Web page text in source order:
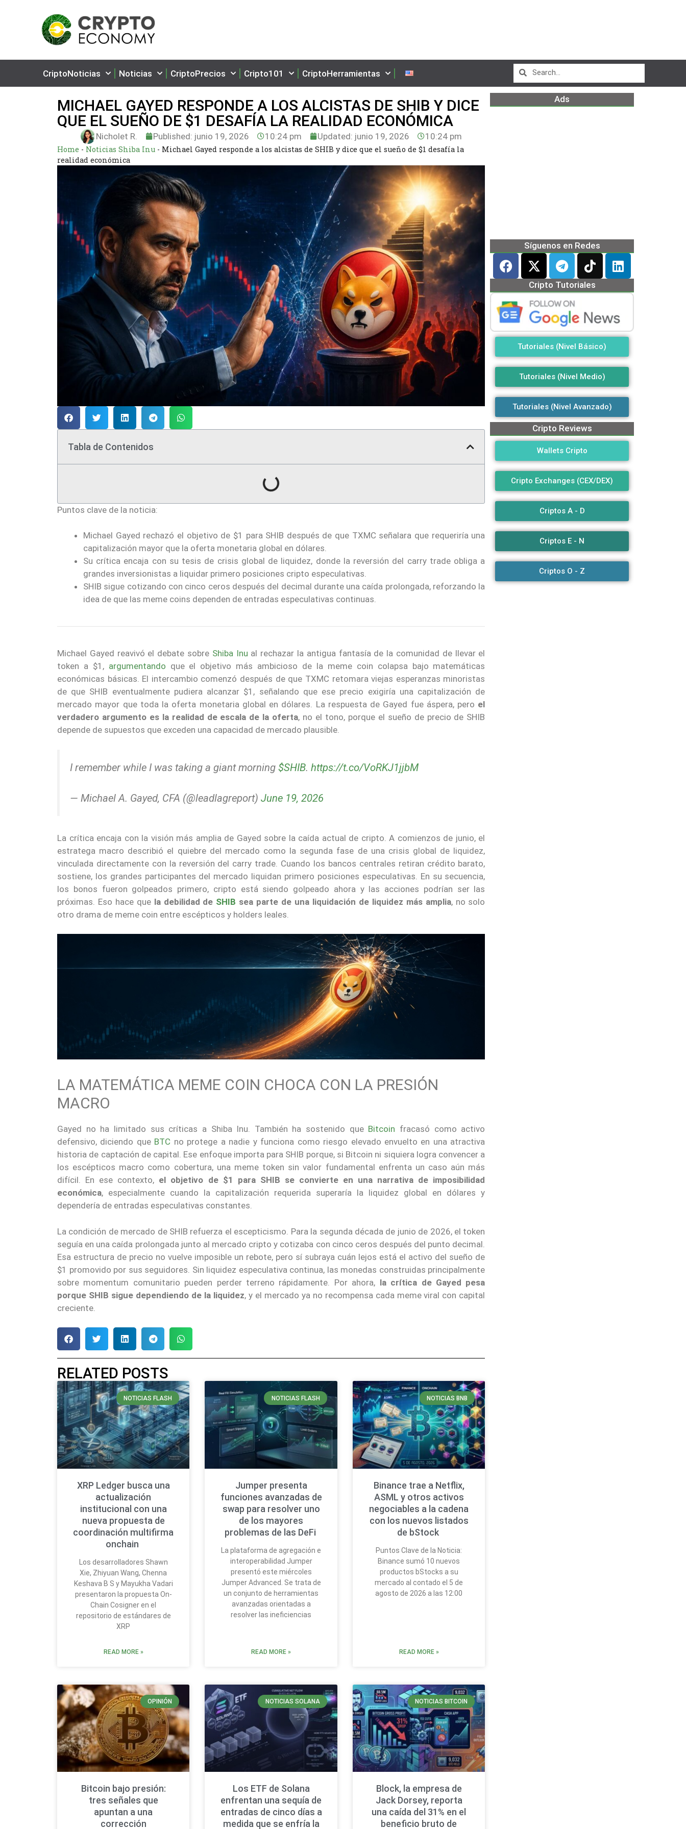
CriptoNoticias Noticias CriptoPrecios Cripto101 CriptoHerramientas
MICHAEL GAYED RESPONDE A LOS ALCISTAS DE SHIB Y DICE
QUE EL SUEÑO DE $1 DESAFÍA LA REALIDAD ECONÓMICA
Nicholet R. Published: junio 19, 2026 10:24 pm Updated: junio 19, 2026 10:24 pm
Home - Noticias Shiba Inu - Michael Gayed responde a los alcistas de SHIB y dice que el sueño de $1 desafía la
realidad económica
Tabla de Contenidos
Puntos clave de la noticia:
Michael Gayed rechazó el objetivo de $1 para SHIB después de que TXMC señalara que requeriría una
capitalización mayor que la oferta monetaria global en dólares.
Su crítica encaja con su tesis de crisis global de liquidez, donde la reversión del carry trade obliga a
grandes inversionistas a liquidar primero posiciones cripto especulativas.
SHIB sigue cotizando con cinco ceros después del decimal durante una caída prolongada, reforzando la
idea de que las meme coins dependen de entradas especulativas continuas.
Michael Gayed reavivó el debate sobre Shiba Inu al rechazar la antigua fantasía de la comunidad de llevar el
token a $1, argumentando que el objetivo más ambicioso de la meme coin colapsa bajo matemáticas
económicas básicas. El intercambio comenzó después de que TXMC retomara viejas esperanzas minoristas
de que SHIB eventualmente pudiera alcanzar $1, señalando que ese precio exigiría una capitalización de
mercado mayor que toda la oferta monetaria global en dólares. La respuesta de Gayed fue áspera, pero el
verdadero argumento es la realidad de escala de la oferta, no el tono, porque el sueño de precio de SHIB
depende de supuestos que exceden una capacidad de mercado plausible.
I remember while I was taking a giant morning $SHIB. https://t.co/VoRKJ1jjbM
— Michael A. Gayed, CFA (@leadlagreport) June 19, 2026
La crítica encaja con la visión más amplia de Gayed sobre la caída actual de cripto. A comienzos de junio, el
estratega macro describió el quiebre del mercado como la segunda fase de una crisis global de liquidez,
vinculada directamente con la reversión del carry trade. Cuando los bancos centrales retiran crédito barato,
sostiene, los grandes participantes del mercado liquidan primero posiciones especulativas. En su secuencia,
los bonos fueron golpeados primero, cripto está siendo golpeado ahora y las acciones podrían ser las
próximas. Eso hace que la debilidad de SHIB sea parte de una liquidación de liquidez más amplia, no solo
otro drama de meme coin entre escépticos y holders leales.
LA MATEMÁTICA MEME COIN CHOCA CON LA PRESIÓN
MACRO
Gayed no ha limitado sus críticas a Shiba Inu. También ha sostenido que Bitcoin fracasó como activo
defensivo, diciendo que BTC no protege a nadie y funciona como riesgo elevado envuelto en una atractiva
historia de captación de capital. Ese enfoque importa para SHIB porque, si Bitcoin ni siquiera logra convencer a
los escépticos macro como cobertura, una meme token sin valor fundamental enfrenta un caso aún más
difícil. En ese contexto, el objetivo de $1 para SHIB se convierte en una narrativa de imposibilidad
económica, especialmente cuando la capitalización requerida superaría la liquidez global en dólares y
dependería de entradas especulativas constantes.
La condición de mercado de SHIB refuerza el escepticismo. Para la segunda década de junio de 2026, el token
seguía en una caída prolongada junto al mercado cripto y cotizaba con cinco ceros después del punto decimal.
Esa estructura de precio no vuelve imposible un rebote, pero sí subraya cuán lejos está el activo del sueño de
$1 promovido por sus seguidores. Sin liquidez especulativa continua, las monedas construidas principalmente
sobre momentum comunitario pueden perder terreno rápidamente. Por ahora, la crítica de Gayed pesa
porque SHIB sigue dependiendo de la liquidez, y el mercado ya no recompensa cada meme viral con capital
creciente.
RELATED POSTS
NOTICIAS FLASH
XRP Ledger busca una
actualización
institucional con una
nueva propuesta de
coordinación multifirma
onchain
Los desarrolladores Shawn
Xie, Zhiyuan Wang, Chenna
Keshava B S y Mayukha Vadari
presentaron la propuesta On-
Chain Cosigner en el
repositorio de estándares de
XRP
READ MORE »
NOTICIAS FLASH
Jumper presenta
funciones avanzadas de
swap para resolver uno
de los mayores
problemas de las DeFi
La plataforma de agregación e
interoperabilidad Jumper
presentó este miércoles
Jumper Advanced. Se trata de
un conjunto de herramientas
avanzadas orientadas a
resolver las ineficiencias
READ MORE »
NOTICIAS BNB
Binance trae a Netflix,
ASML y otros activos
negociables a la cadena
con los nuevos listados
de bStock
Puntos Clave de la Noticia:
Binance sumó 10 nuevos
productos bStocks a su
mercado al contado el 5 de
agosto de 2026 a las 12:00
READ MORE »
OPINIÓN
Bitcoin bajo presión:
tres señales que
apuntan a una
corrección
NOTICIAS SOLANA
Los ETF de Solana
enfrentan una sequía de
entradas de cinco días a
medida que se enfría la
NOTICIAS BITCOIN
Block, la empresa de
Jack Dorsey, reporta
una caída del 31% en el
beneficio bruto de
Ads
Síguenos en Redes
Cripto Tutoriales
Tutoriales (Nivel Básico)
Tutoriales (Nivel Medio)
Tutoriales (Nivel Avanzado)
Cripto Reviews
Wallets Cripto
Cripto Exchanges (CEX/DEX)
Criptos A - D
Criptos E - N
Criptos O - Z